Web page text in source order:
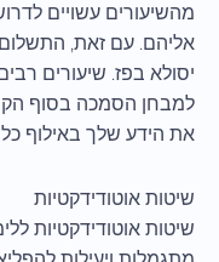
מהשיעורים עשויים
אליהם. עם זאת, התשלום
יסולא בפז. שיעורים
למבחן הסמכה בסוף
את הידע שלך באילוף
שיטות אוטודידקטיות
שיטות אוטודידקטיות